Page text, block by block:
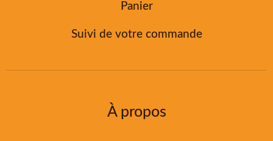
Panier
Suivi de votre commande
À propos